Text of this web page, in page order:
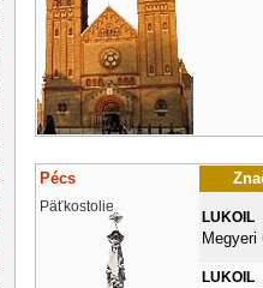
Pécs
Päťkostolie
LUKOIL
Megyeri
LUKOIL